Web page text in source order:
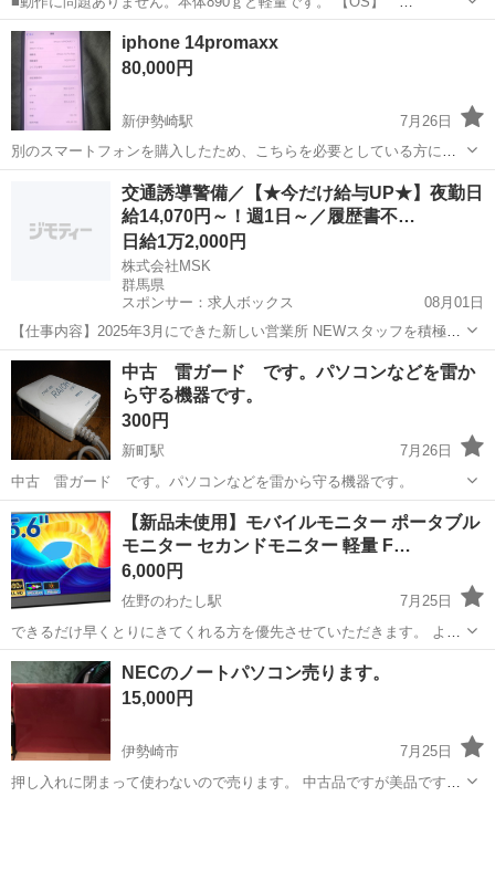
Windows11-Professional 64bit（ｸﾘｰﾝｲﾝｽﾄｰﾙ済） 【CPU】 Core i5-
10310U 【メモリ】 8GB 【ス...
群馬 太田市
iphone 14promaxx
80,000円
新伊勢崎駅
7月26日
別のスマートフォンを購入したため、こちらを必要としている方に譲
りたいと思います。機種はiPhone 14 Pro Maxで、バッテリーの最大容
伊勢崎市 新伊勢崎駅 PCパーツ iphone
交通誘導警備／【★今だけ給与UP★】夜勤日
給14,070円～！週1日～／履歴書不…
日給1万2,000円
株式会社MSK
群馬県
スポンサー：求人ボックス
08月01日
【仕事内容】2025年3月にできた新しい営業所 NEWスタッフを積極採
中です!! <工事現場の交通誘導員> 工事現場で誘導や案内をお任せしま
す! 〈具体的な仕事内容〉 ・出入車両や周囲を利用する歩行者の誘導
事故やトラブルを未然に...
アルバイト・パート
中古 雷ガード です。パソコンなどを雷か
ら守る機器です。
300円
新町駅
7月26日
中古 雷ガード です。パソコンなどを雷から守る機器です。
群馬 佐波郡 新町駅 周辺機器
【新品未使用】モバイルモニター ポータブル
モニター セカンドモニター 軽量 F…
6,000円
佐野のわたし駅
7月25日
できるだけ早くとりにきてくれる方を優先させていただきます。 よろ
しくおねがいします。 【フルHDポータブルモニター 】1920×1080解
像度を備えた15.6インチポータブルモニターは、先進的なIPSノングレ
アスクリーンを...
群馬 高崎市 佐野のわたし駅 その他
NECのノートパソコン売ります。
15,000円
伊勢崎市
7月25日
押し入れに閉まって使わないので売ります。 中古品ですが美品です。